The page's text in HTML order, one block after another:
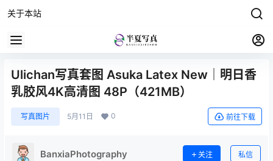
关于本站
Ulichan写真套图 Asuka Latex New｜明日香
乳胶风4K高清图 48P（421MB）
写真图片 5月11日 0 前往下载
BanxiaPhotography 关注 私信